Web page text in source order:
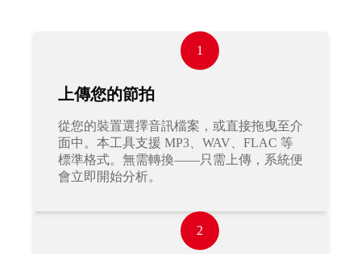
1
上傳您的節拍
從您的裝置選擇音訊檔案，或直接拖曳至介
面中。本工具支援 MP3、WAV、FLAC 等
標準格式。無需轉換——只需上傳，系統便
會立即開始分析。
2